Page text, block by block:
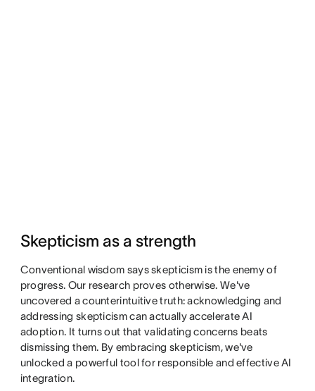
Skepticism as a strength
Conventional wisdom says skepticism is the enemy of
progress. Our research proves otherwise. We've
uncovered a counterintuitive truth: acknowledging and
addressing skepticism can actually accelerate AI
adoption. It turns out that validating concerns beats
dismissing them. By embracing skepticism, we've
unlocked a powerful tool for responsible and effective AI
integration.